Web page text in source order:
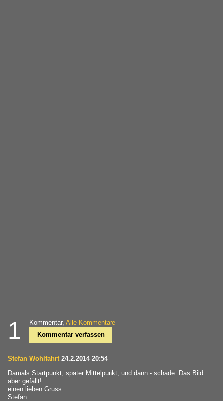
1 Kommentar, Alle Kommentare
Kommentar verfassen
Stefan Wohlfahrt 24.2.2014 20:54
Damals Startpunkt, später Mittelpunkt, und dann - schade. Das Bild
aber gefällt!
einen lieben Gruss
Stefan